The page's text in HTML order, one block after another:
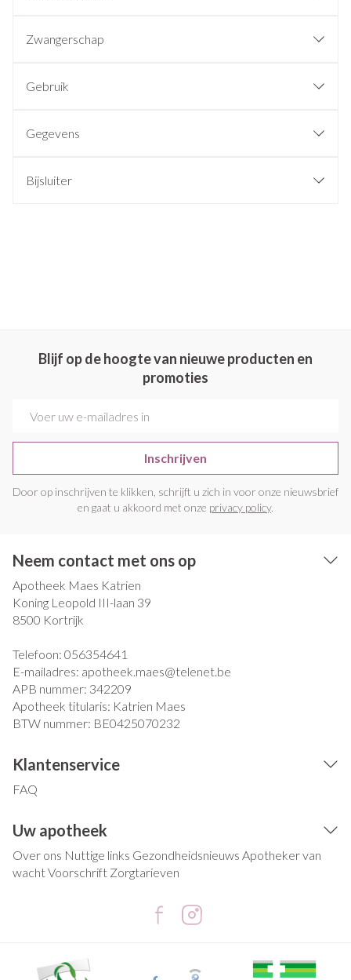
Zwangerschap
Gebruik
Gegevens
Bijsluiter
Blijf op de hoogte van nieuwe producten en
promoties
Inschrijven
Door op inschrijven te klikken, schrijft u zich in voor onze nieuwsbrief
en gaat u akkoord met onze privacy policy.
Neem contact met ons op
Apotheek Maes Katrien
Koning Leopold III-laan 39
8500 Kortrijk
Telefoon: 056354641
E-mailadres: apotheek.maes@telenet.be
APB nummer: 342209
Apotheek titularis: Katrien Maes
BTW nummer: BE0425070232
Klantenservice
FAQ
Uw apotheek
Over ons Nuttige links Gezondheidsnieuws Apotheker van
wachtVoorschrift Zorgtarieven